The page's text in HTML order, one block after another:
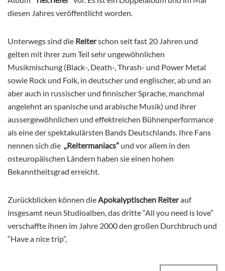
diesen Jahres veröffentlicht worden.
Unterwegs sind die Reiterschon seit fast 20 Jahren und
gelten mit ihrer zum Teil sehr ungewöhnlichen
Musikmischung (Black-, Death-, Thrash- und Power Metal
sowie Rock und Folk, in deutscher und englischer, ab und an
aber auch in russischer und finnischer Sprache, manchmal
angelehnt an spanische und arabische Musik) und ihrer
aussergewöhnlichen und effektreichen Bühnenperformance
als eine der spektakulärsten Bands Deutschlands. Ihre Fans
nennen sich die „Reitermaniacs” und vor allem in den
osteuropäischen Ländern haben sie einen hohen
Bekanntheitsgrad erreicht.
Zurückblicken können dieApokalyptischen Reiterauf
insgesamt neun Studioalben, das dritte “All you need is love”
verschaffte ihnen im Jahre 2000 den großen Durchbruch und
“Have a nice trip”,